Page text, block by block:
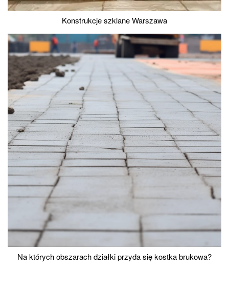
Konstrukcje szklane Warszawa
Na których obszarach działki przyda się kostka brukowa?